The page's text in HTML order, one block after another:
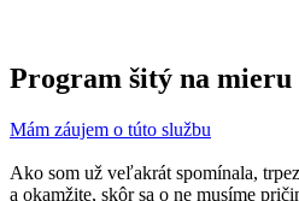
Program šitý na mieru
Mám záujem o túto službu
Ako som už veľakrát spomínala,
a okamžite, skôr sa o ne musíme